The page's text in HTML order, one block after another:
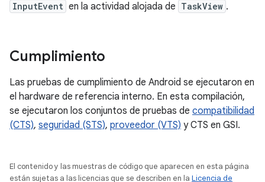
InputEvent en la actividad alojada de TaskView .
Cumplimiento
Las pruebas de cumplimiento de Android se ejecutaron en
el hardware de referencia interno. En esta compilación,
se ejecutaron los conjuntos de pruebas de compatibilidad
(CTS), seguridad (STS), proveedor (VTS) y CTS en GSI.
El contenido y las muestras de código que aparecen en esta página
están sujetas a las licencias que se describen en la Licencia de